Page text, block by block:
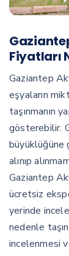
Fiyatları
Gaziantep
eşyaların
taşınmanın
gösterebilir.
büyüklüğüne
alınıp
Gaziantep
ücretsiz
yerinde
nedenle
incelenmesi